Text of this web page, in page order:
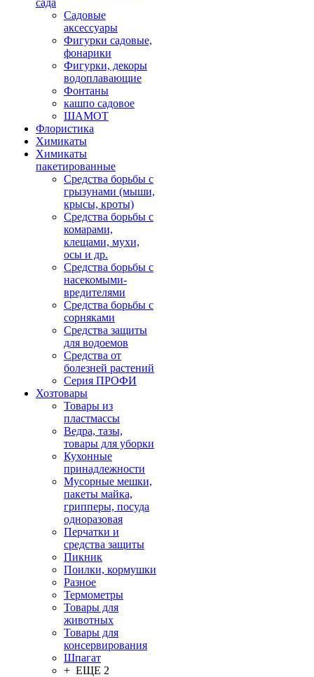
сада
Садовые
аксессуары
Фигурки садовые,
фонарики
Фигурки, декоры
водоплавающие
Фонтаны
кашпо садовое
ШАМОТ
Флористика
Химикаты
Химикаты
пакетированные
Средства борьбы с
грызунами (мыши,
крысы, кроты)
Средства борьбы с
комарами,
клещами, мухи,
осы и др.
Средства борьбы с
насекомыми-
вредителями
Средства борьбы с
сорняками
Средства защиты
для водоемов
Средства от
болезней растений
Серия ПРОФИ
Хозтовары
Товары из
пластмассы
Ведра, тазы,
товары для уборки
Кухонные
принадлежности
Мусорные мешки,
пакеты майка,
грипперы, посуда
одноразовая
Перчатки и
средства защиты
Пикник
Поилки, кормушки
Разное
Термометры
Товары для
животных
Товары для
консервирования
Шпагат
+ ЕЩЕ 2